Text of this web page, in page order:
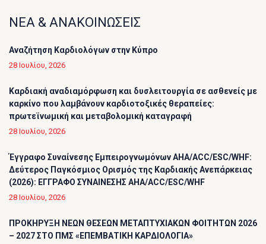
ΝΕΑ & ΑΝΑΚΟΙΝΩΣΕΙΣ
Αναζήτηση Καρδιολόγων στην Κύπρο
28 Ιουλίου, 2026
Καρδιακή αναδιαμόρφωση και δυσλειτουργία σε ασθενείς με
καρκίνο που λαμβάνουν καρδιοτοξικές θεραπείες:
πρωτεϊνωμική και μεταβολομική καταγραφή
28 Ιουλίου, 2026
Έγγραφο Συναίνεσης Εμπειρογνωμόνων AHA/ACC/ESC/WHF:
Δεύτερος Παγκόσμιος Ορισμός της Καρδιακής Ανεπάρκειας
(2026): ΕΓΓΡΑΦΟ ΣΥΝΑΙΝΕΣΗΣ AHA/ACC/ESC/WHF
28 Ιουλίου, 2026
ΠΡΟΚΗΡΥΞΗ ΝΕΩΝ ΘΕΣΕΩΝ ΜΕΤΑΠΤΥΧΙΑΚΩΝ ΦΟΙΤΗΤΩΝ 2026
– 2027 ΣΤΟ ΠΜΣ «ΕΠΕΜΒΑΤΙΚΗ ΚΑΡΔΙΟΛΟΓΙΑ»